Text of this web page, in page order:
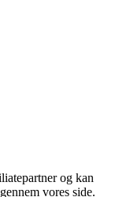
og kan
vores side.